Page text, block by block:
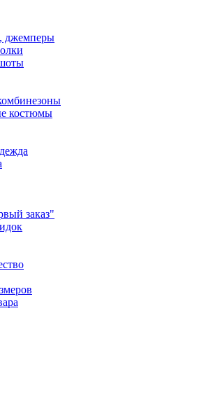
джемперы
костюмы
заказ"